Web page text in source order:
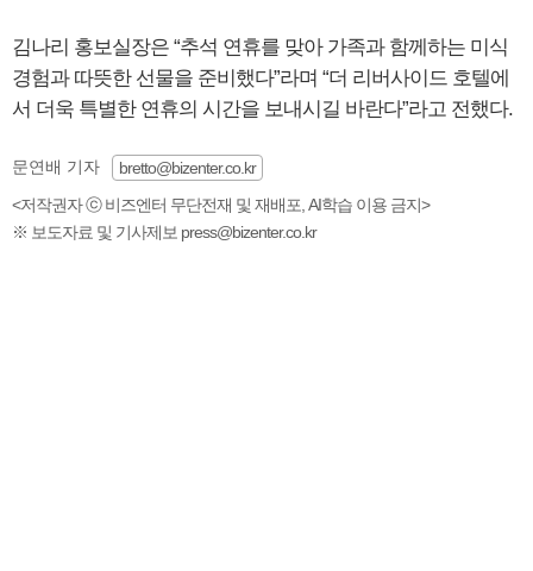
김나리 홍보실장은 “추석 연휴를 맞아 가족과 함께하는 미식
경험과 따뜻한 선물을 준비했다”라며 “더 리버사이드 호텔에
서 더욱 특별한 연휴의 시간을 보내시길 바란다”라고 전했다.
문연배 기자
bretto@bizenter.co.kr
<저작권자 ⓒ 비즈엔터 무단전재 및 재배포, AI학습 이용 금지>
※ 보도자료 및 기사제보 press@bizenter.co.kr